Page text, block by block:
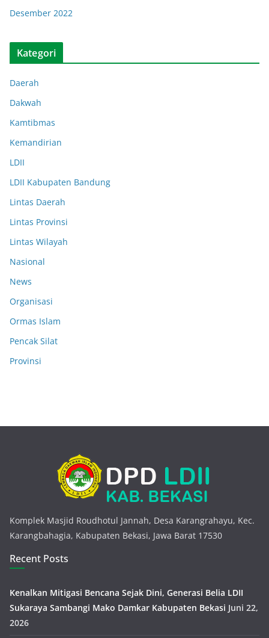
Desember 2022
Kategori
Daerah
Dakwah
Kamtibmas
Kemandirian
LDII
LDII Kabupaten Bandung
Lintas Daerah
Lintas Provinsi
Lintas Wilayah
Nasional
News
Organisasi
Ormas Islam
Pencak Silat
Provinsi
Komplek Masjid Roudhotul Jannah, Desa Karangrahayu, Kec.
Karangbahagia, Kabupaten Bekasi, Jawa Barat 17530
Recent Posts
Kenalkan Mitigasi Bencana Sejak Dini, Generasi Belia LDII
Sukaraya Sambangi Mako Damkar Kabupaten Bekasi Juni 22,
2026